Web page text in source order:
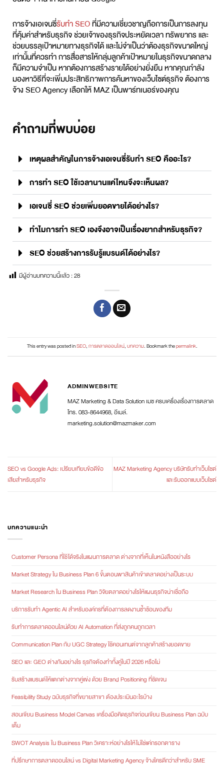
การจ้างเอเจนซี่รับทำ SEOที่มีความเชี่ยวชาญถือการเป็นการลงทุน
ที่คุ้มค่าสำหรับธุรกิจ ช่วยเจ้าของธุรกิจประหยัดเวลา ทรัพยากร และ
ช่วยบรรลุเป้าหมายทางธุรกิจได้ และไม่จำเป็นว่าต้องธุรกิจขนาดใหญ่
เท่านั้นที่ควรทำ การสื่อสารให้กลุ่มลูกค้าเป้าหมายในธุรกิจขนาดกลาง
ก็มีความจำเป็น หากต้องการสร้างรายได้อย่างยั่งยืน หากคุณกำลัง
มองหาวิธีที่จะเพิ่มประสิทธิภาพการค้นหาของเว็บไซต์ธุรกิจ ต้องการ
จ้าง SEO Agency เลือกให้ MAZ เป็นพาร์ทเนอร์ของคุณ
คำถามที่พบบ่อย
เหตุผลสำคัญในการจ้างเอเจนซี่รับทำ SEO คืออะไร?
การทำ SEO ใช้เวลานานแค่ไหนจึงจะเห็นผล?
เอเจนซี่ SEO ช่วยเพิ่มยอดขายได้อย่างไร?
ทำไมการทำ SEO เองจึงอาจเป็นเรื่องยากสำหรับธุรกิจ?
SEO ช่วยสร้างการรับรู้แบรนด์ได้อย่างไร?
มีผู้อ่านบทความนี้เเล้ว :28
This entry was posted inSEO,การตลาดออนไลน์,บทความ. Bookmark thepermalink.
ADMINWEBSITE
MAZ Marketing & Data Solution เมซ ครบเครื่องเรื่องการตลาด
โทร. 083-8644968, อีเมล์.
marketing.solution@mazmaker.com
SEO vs Google Ads: เปรียบเทียบข้อดีข้อ
เสียสำหรับธุรกิจ
MAZ Marketing Agency บริษัทรับทำเว็บไซต์
และรับออกแบบเว็บไซต์
บทความแนะนำ
Customer Persona ที่ใช้ได้จริงในแผนการตลาด ต่างจากที่เห็นในหนังสืออย่างไร
Market Strategy ใน Business Plan 6 ขั้นตอนพาสินค้าเข้าตลาดอย่างเป็นระบบ
Market Research ใน Business Plan วิจัยตลาดอย่างไรให้แผนธุรกิจน่าเชื่อถือ
บริการรับทำ Agentic AI สำหรับองค์กรที่ต้องการลดงานซ้ำซ้อนของทีม
รับทำการตลาดออนไลน์ด้วย AI Automation ที่ส่งถูกคนถูกเวลา
Communication Plan กับ UGC Strategy ใช้คอนเทนต์จากลูกค้าสร้างยอดขาย
SEO และ GEO ต่างกันอย่างไร ธุรกิจต้องทำทั้งคู่ในปี 2026 หรือไม่
รับสร้างแบรนด์ให้แตกต่างจากคู่แข่ง ด้วย Brand Positioning ที่ชัดเจน
Feasibility Study ฉบับธุรกิจที่ขยายสาขา ต้องประเมินอะไรบ้าง
สอนเขียน Business Model Canvas เครื่องมือคิดธุรกิจก่อนเขียน Business Plan ฉบับ
เต็ม
SWOT Analysis ใน Business Plan วิเคราะห์อย่างไรให้ไม่ใช่แค่กรอกตาราง
ที่ปรึกษาการตลาดออนไลน์ vs Digital Marketing Agency จ้างใครดีกว่าสำหรับ SME